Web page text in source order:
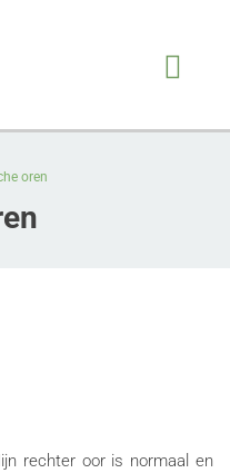
oren
rechter oor is normaal en